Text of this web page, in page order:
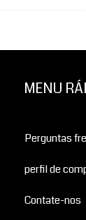
MENU
Perguntas
perfil de
Contate-nos